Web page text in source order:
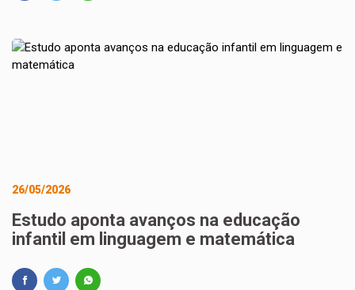
26/05/2026
Estudo aponta avanços na educação
infantil em linguagem e matemática